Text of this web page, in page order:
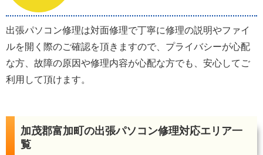
出張パソコン修理は対面修理で丁寧に修理の説明やファイ
ルを開く際のご確認を頂きますので、プライバシーが心配
な方、故障の原因や修理内容が心配な方でも、安心してご
利用して頂けます。
加茂郡富加町の出張パソコン修理対応エリア一
覧